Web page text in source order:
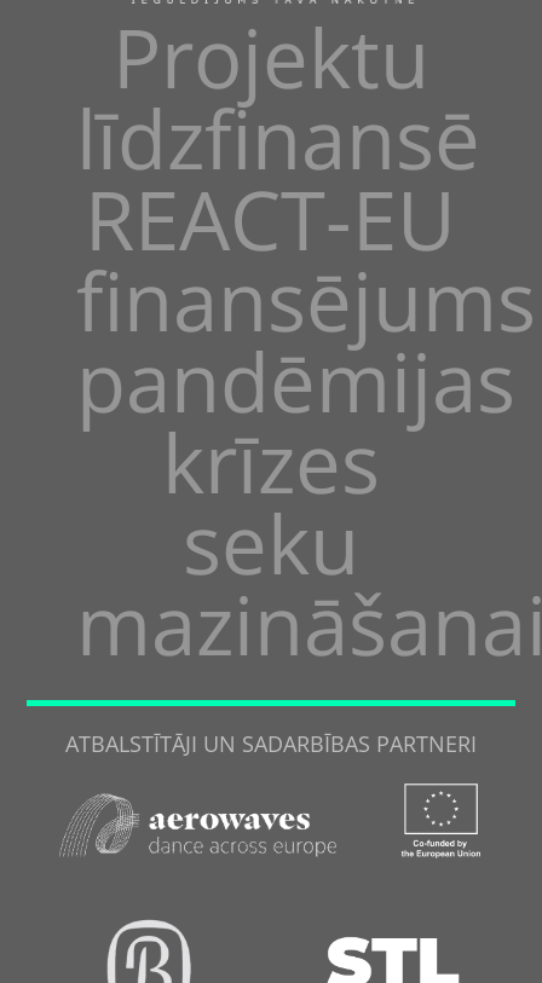
Projektu
līdzfinansē
REACT-EU
finansējums
pandēmijas
krīzes
seku
ATBALSTĪTĀJI UN SADARBĪBAS PARTNERI